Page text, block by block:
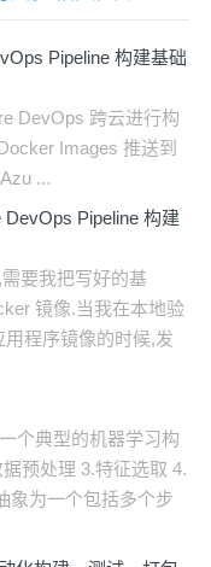
Pipeline 构建基础
DevOps 跨云进行构
Images 推送到
...
Pipeline 构建
要我把写好的基
镜像.当我在本地验
程序镜像的时候,发
个典型的机器学习构
预处理 3.特征选取 4.
象为一个包括多个步